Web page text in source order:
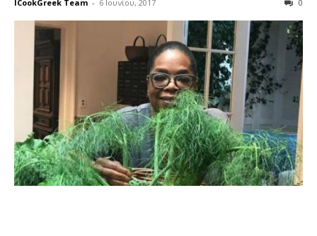
ICookGreek Team - 6 Ιουνίου, 2017 0